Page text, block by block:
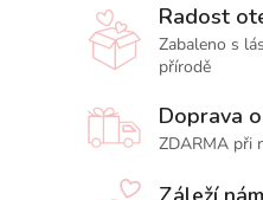
Radost
Zabaleno s
přírodě
Doprava
ZDARMA při